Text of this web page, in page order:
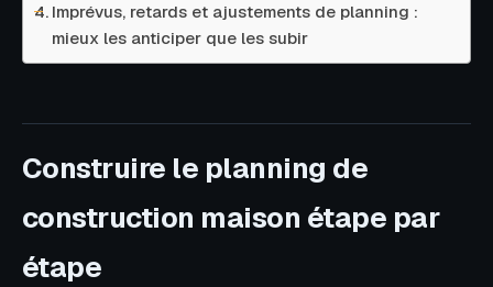
Imprévus, retards et ajustements de planning :
mieux les anticiper que les subir
Construire le planning de
construction maison étape par
étape